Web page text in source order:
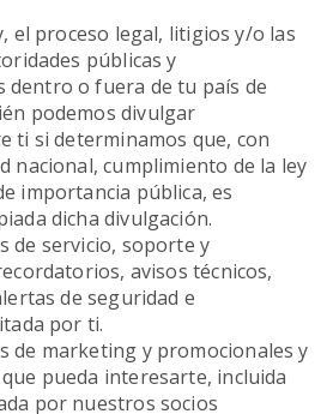
el proceso legal, litigios y/o las
públicas y
dentro o fuera de tu país de
podemos divulgar
ti si determinamos que, con
nacional, cumplimiento de la ley
importancia pública, es
dicha divulgación.
de servicio, soporte y
avisos técnicos,
de seguridad e
por ti.
de marketing y promocionales y
pueda interesarte, incluida
por nuestros socios